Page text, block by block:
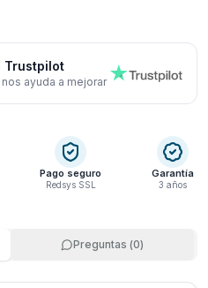
Trustpilot
ayuda a mejorar
Pago seguro
Redsys SSL
Garantía
3 años
Preguntas (0)